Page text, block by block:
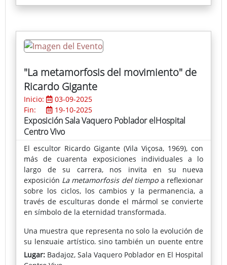
actividades muy demandadas por los más jóvenes.
"La metamorfosis del movimiento" de
Ricardo Gigante
Inicio:
03-09-2025
Fin:
19-10-2025
Exposición Sala Vaquero Poblador elHospital
Centro Vivo
El escultor Ricardo Gigante (Vila Viçosa, 1969), con
más de cuarenta exposiciones individuales a lo
largo de su carrera, nos invita en su nueva
exposición La metamorfosis del tiempoa reflexionar
sobre los ciclos, los cambios y la permanencia, a
través de esculturas donde el mármol se convierte
en símbolo de la eternidad transformada.
Una muestra que representa no solo la evolución de
su lenguaje artístico, sino también un puente entre
la tradición y la renovación, en la que el mármol del
Alentejo sigue siendo protagonista y embajador de
Lugar: Badajoz, Sala Vaquero Poblador en El Hospital